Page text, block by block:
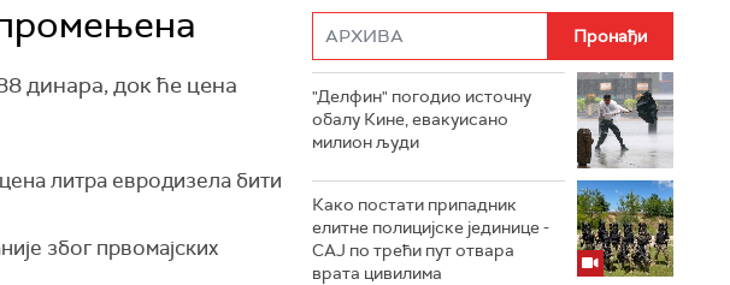
динара, док ће цена
литра евродизела бити
због првомајских
"Делфин" погодио источну
обалу Кине, евакуисано
милион људи
Како постати припадник
елитне полицијске јединице -
СAJ по трећи пут отвара
врата цивилима